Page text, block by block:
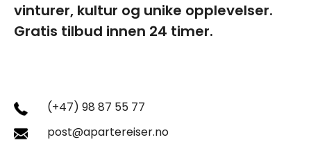
vinturer, kultur og unike opplevelser.
Gratis tilbud innen 24 timer.
(+47) 98 87 55 77
post@apartereiser.no